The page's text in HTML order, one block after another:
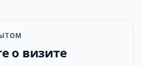
о визите